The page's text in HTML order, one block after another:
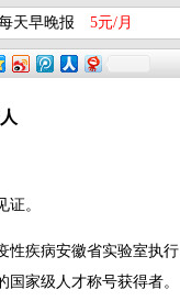
天早晚报 5元/月
。
疾病安徽省实验室执行
家级人才称号获得者。